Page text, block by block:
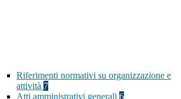
Riferimenti normativi su organizzazione e
attività 7
Atti amministrativi generali 6